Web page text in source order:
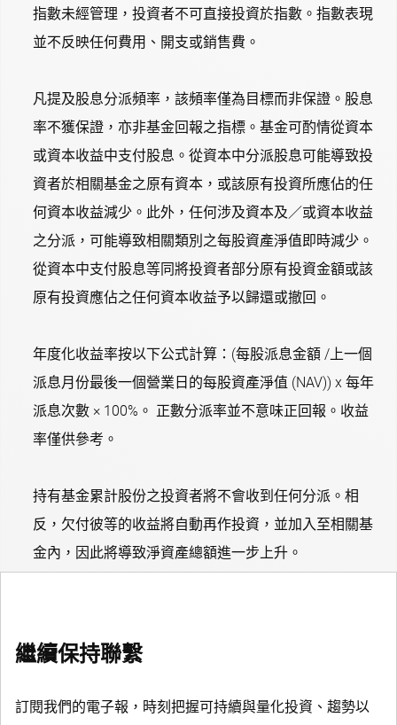
指數未經管理，投資者不可直接投資於指數。指數表現
並不反映任何費用、開支或銷售費。
凡提及股息分派頻率，該頻率僅為目標而非保證。股息
率不獲保證，亦非基金回報之指標。基金可酌情從資本
或資本收益中支付股息。從資本中分派股息可能導致投
資者於相關基金之原有資本，或該原有投資所應佔的任
何資本收益減少。此外，任何涉及資本及／或資本收益
之分派，可能導致相關類別之每股資產淨值即時減少。
從資本中支付股息等同將投資者部分原有投資金額或該
原有投資應佔之任何資本收益予以歸還或撤回。
年度化收益率按以下公式計算：(每股派息金額 /上一個
派息月份最後一個營業日的每股資產淨值 (NAV)) x 每年
派息次數 × 100%。 正數分派率並不意味正回報。收益
率僅供參考。
持有基金累計股份之投資者將不會收到任何分派。相
反，欠付彼等的收益將自動再作投資，並加入至相關基
金內，因此將導致淨資產總額進一步上升。
繼續保持聯繫
訂閱我們的電子報，時刻把握可持續與量化投資、趨勢以